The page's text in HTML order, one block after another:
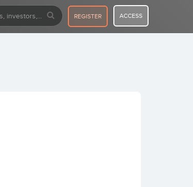
REGISTER ACCESS